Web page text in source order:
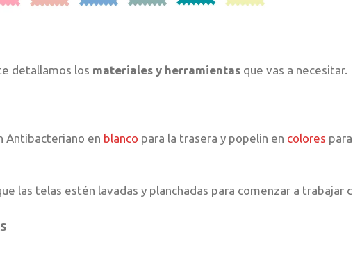
detallamos los materiales y herramientas que vas a necesitar.
Antibacteriano en blanco para la trasera y popelin en colores
las telas estén lavadas y planchadas para comenzar a trabajar